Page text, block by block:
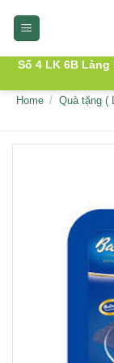
Số 4 LK 6B
Home / Quà tặng (